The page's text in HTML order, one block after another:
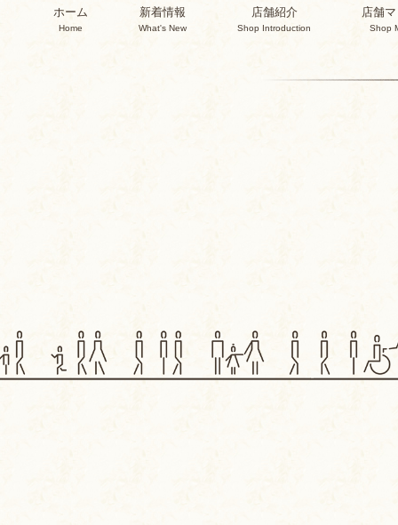
ホーム
Home
新着情報
What's New
店舗紹介
Shop Introduction
店舗
Shop